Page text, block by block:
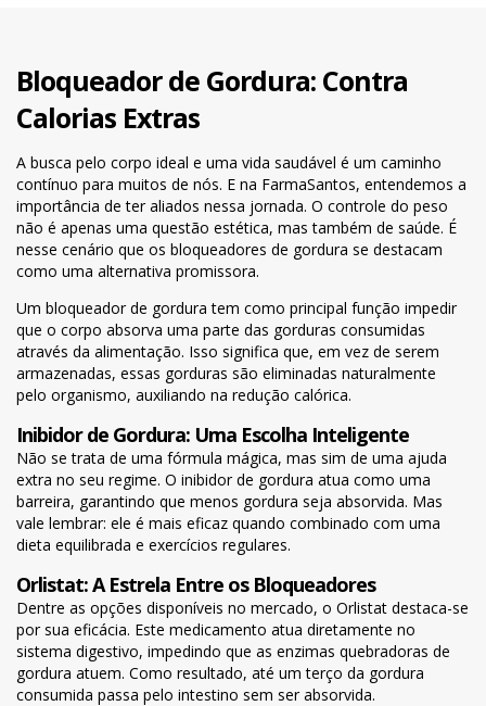
Bloqueador de Gordura: Contra
Calorias Extras
A busca pelo corpo ideal e uma vida saudável é um caminho
contínuo para muitos de nós. E na FarmaSantos, entendemos a
importância de ter aliados nessa jornada. O controle do peso
não é apenas uma questão estética, mas também de saúde. É
nesse cenário que os bloqueadores de gordura se destacam
como uma alternativa promissora.
Um bloqueador de gordura tem como principal função impedir
que o corpo absorva uma parte das gorduras consumidas
através da alimentação. Isso significa que, em vez de serem
armazenadas, essas gorduras são eliminadas naturalmente
pelo organismo, auxiliando na redução calórica.
Inibidor de Gordura: Uma Escolha Inteligente
Não se trata de uma fórmula mágica, mas sim de uma ajuda
extra no seu regime. O inibidor de gordura atua como uma
barreira, garantindo que menos gordura seja absorvida. Mas
vale lembrar: ele é mais eficaz quando combinado com uma
dieta equilibrada e exercícios regulares.
Orlistat: A Estrela Entre os Bloqueadores
Dentre as opções disponíveis no mercado, o Orlistat destaca-se
por sua eficácia. Este medicamento atua diretamente no
sistema digestivo, impedindo que as enzimas quebradoras de
gordura atuem. Como resultado, até um terço da gordura
consumida passa pelo intestino sem ser absorvida.